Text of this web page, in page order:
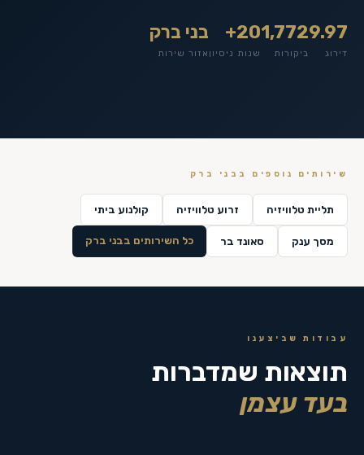
9.97
דירוג
1,772
ביקורות
20+
שנות ניסיון
בני ברק
אזור שירות
שירותים נוספים ב בני ברק
תליית טלוויזיה זרוע טלוויזיה קולנוע ביתי
מסך ענק סאונד בר כל השירותים בבני ברק
עבודות שביצענו
תוצאות שמדברות
בעד עצמן